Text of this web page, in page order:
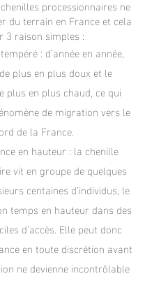
processionnaires ne
du terrain en France et cela
3 raison simples :
: d’année en année,
plus en plus doux et le
plus en plus chaud, ce qui
de migration vers le
de la France.
en hauteur : la chenille
vit en groupe de quelques
centaines d’individus, le
temps en hauteur dans des
d’accès. Elle peut donc
en toute discrétion avant
ne devienne incontrôlable